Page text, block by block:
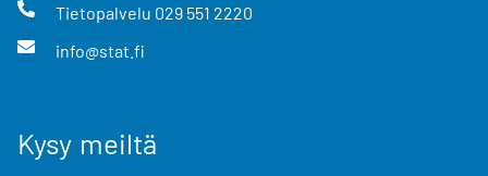
Tietopalvelu 029 551 2220
info@stat.fi
Kysy meiltä